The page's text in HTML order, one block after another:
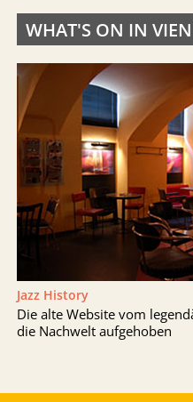
WHAT'S ON IN
Jazz History
Die alte Website vom
die Nachwelt aufgehoben